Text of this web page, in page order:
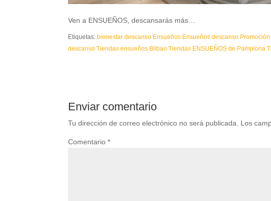
Ven a ENSUEÑOS, descansarás más…
Etiquetas:bienestar descanso Ensueños Ensueños descanso
descanso Tiendas ensueños Bilbao Tiendas ENSUEÑOS de Pamplona
Enviar comentario
Tu dirección de correo electrónico no será publicada. Los
Comentario*